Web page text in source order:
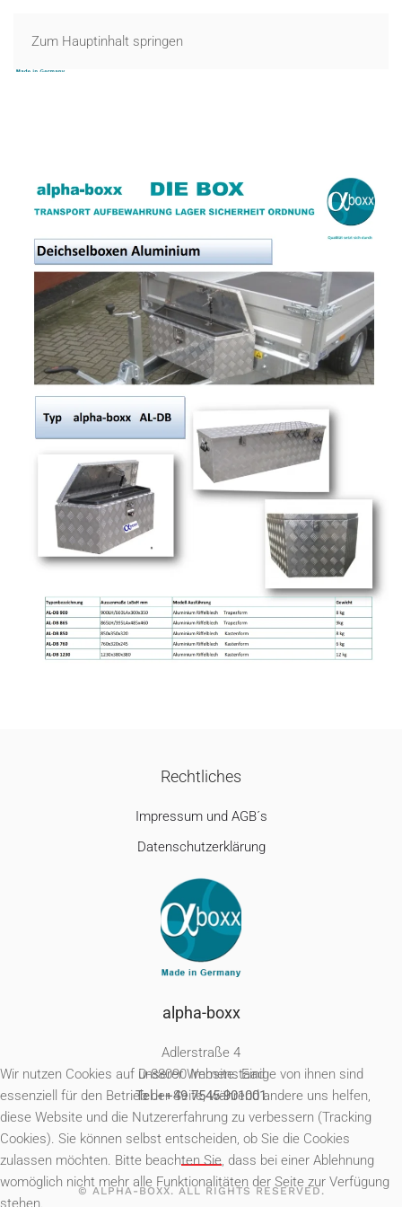
Zum Hauptinhalt springen
Rechtliches
Impressum und AGB´s
Datenschutzerklärung
alpha-boxx
Adlerstraße 4
D-88090 Immenstaad
Tel.++49 7545-901001
© ALPHA-BOXX. ALL RIGHTS RESERVED.
Wir nutzen Cookies auf unserer Website. Einige von ihnen sind
essenziell für den Betrieb der Seite, während andere uns helfen,
diese Website und die Nutzererfahrung zu verbessern (Tracking
Cookies). Sie können selbst entscheiden, ob Sie die Cookies
zulassen möchten. Bitte beachten Sie, dass bei einer Ablehnung
womöglich nicht mehr alle Funktionalitäten der Seite zur Verfügung
stehen.